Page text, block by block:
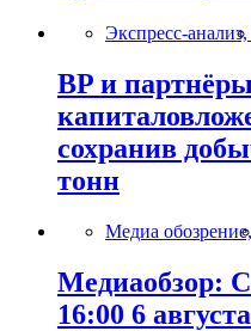
Экспресс-анализ,
BP и
сохранив
тонн
Медиа обозрение,
Медиаобзор: С
16:00 6